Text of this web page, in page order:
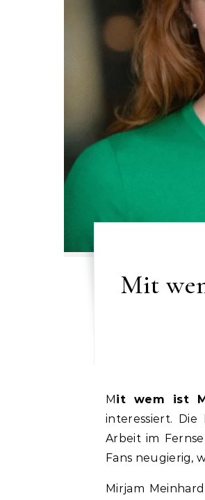
Mit
Mit wem ist
interessiert.
Arbeit im
Fans neugierig,
Mirjam